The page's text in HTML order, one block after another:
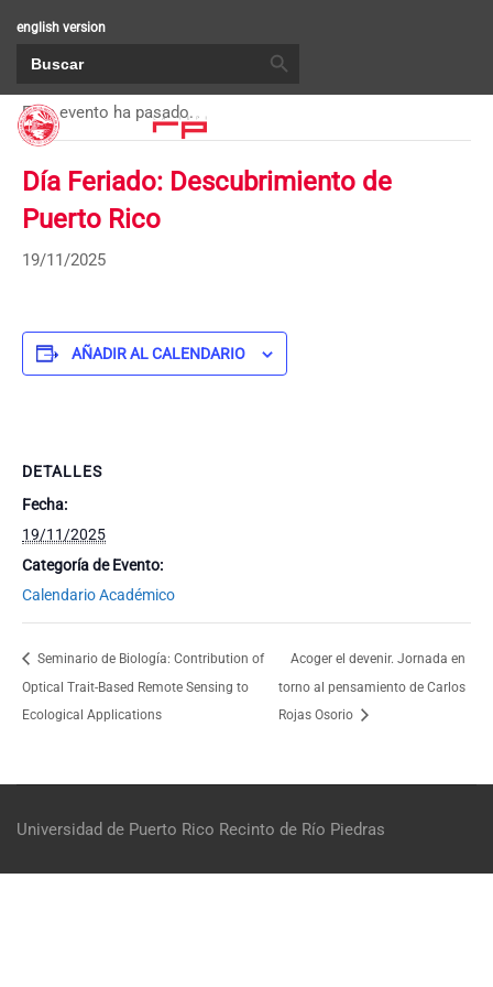
english version
« Todos los Eventos
Este evento ha pasado.
Día Feriado: Descubrimiento de
Puerto Rico
19/11/2025
AÑADIR AL CALENDARIO
DETALLES
Fecha:
19/11/2025
Categoría de Evento:
Calendario Académico
Seminario de Biología: Contribution of
Optical Trait-Based Remote Sensing to
Ecological Applications
Acoger el devenir. Jornada en
torno al pensamiento de Carlos
Rojas Osorio
Universidad de Puerto Rico Recinto de Río Piedras